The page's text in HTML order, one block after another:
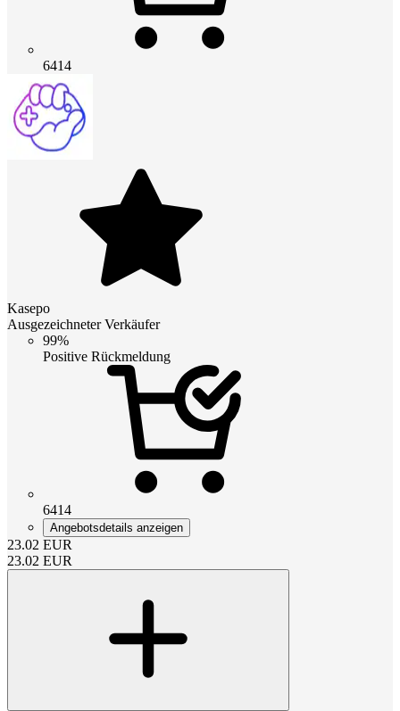
6414
Kasepo
Ausgezeichneter Verkäufer
99%
Positive Rückmeldung
6414
Angebotsdetails anzeigen
23.02 EUR
23.02 EUR